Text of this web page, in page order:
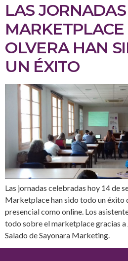
LAS
MARKETPLACE
OLVERA HAN
UN ÉXITO
Las jornadas celebradas hoy 14 de
Marketplace han sido todo un
presencial como online. Los
todo sobre el marketplace gracias a
Salado de Sayonara Marketing.